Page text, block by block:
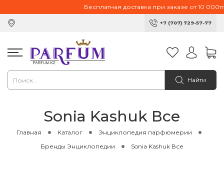
Бесплатная доставка при заказе от 10 000тг.
+7 (707) 729-57-77
Найти
Sonia Kashuk Все
Главная Каталог
Энциклопедия парфюмерии
Бренды Энциклопедии
Sonia Kashuk Все